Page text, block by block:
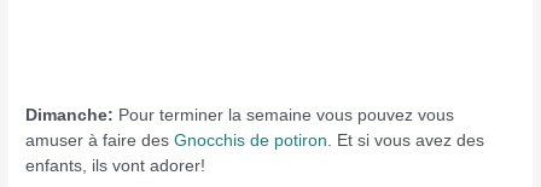
Dimanche: Pour terminer la semaine vous pouvez vous
amuser à faire desGnocchis de potiron . Et si vous avez des
enfants, ils vont adorer!